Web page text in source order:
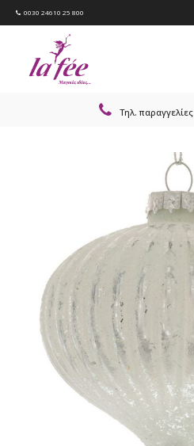
0030 24610 25 800
Τηλ. παραγγελίες